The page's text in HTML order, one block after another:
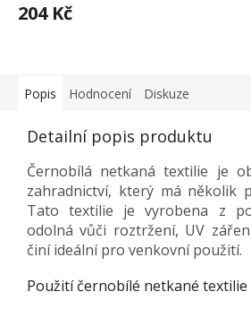
204 Kč
Popis Hodnocení Diskuze
Detailní popis produktu
Černobílá netkaná textilie je
zahradnictví, který má několik
Tato textilie je vyrobena z
odolná vůči roztržení, UV
činí ideální pro venkovní použití.
Použití černobílé netkané textilie